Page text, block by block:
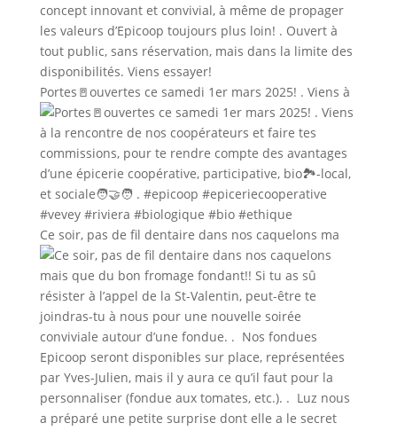
Portes🚪ouvertes ce samedi 1er mars 2025! . Viens à
Ce soir, pas de fil dentaire dans nos caquelons ma